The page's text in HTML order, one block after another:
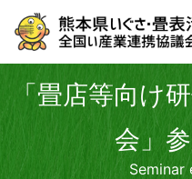
「畳店等向け
会」
Seminar